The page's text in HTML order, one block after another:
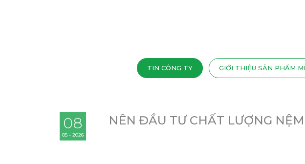
TIN CÔNG TY GIỚI THIỆU SẢN PHẨM
NÊN ĐẦU TƯ CHẤT LƯỢNG
08
05 - 2026